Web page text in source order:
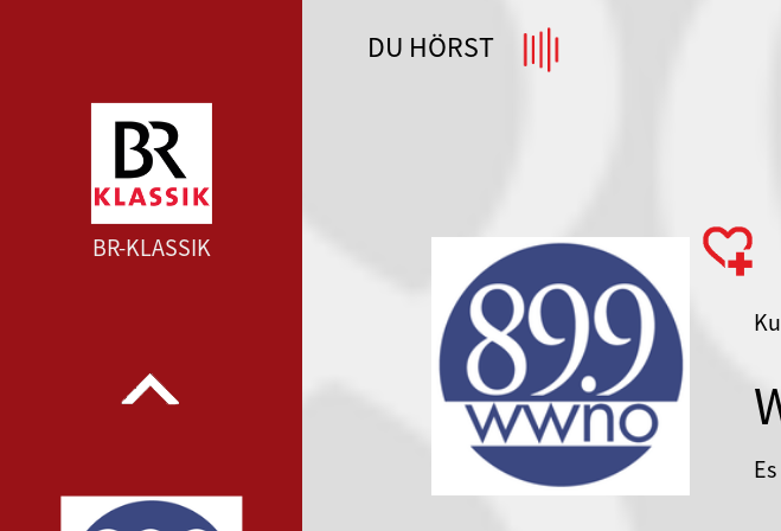
WDR 4 --- WDR 4 ---
BR-KLASSIK
DU HÖRST